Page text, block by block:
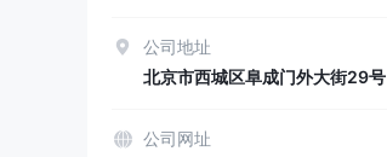
公司地址
北京市西城区阜成门外大街29号
公司网址